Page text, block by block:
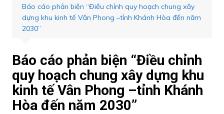
Báo cáo phản biện “Điều chỉnh quy hoạch chung xây
dựng khu kinh tế Vân Phong –tỉnh Khánh Hòa đến năm
2030”
Báo cáo phản biện “Điều chỉnh
quy hoạch chung xây dựng khu
kinh tế Vân Phong –tỉnh Khánh
Hòa đến năm 2030”